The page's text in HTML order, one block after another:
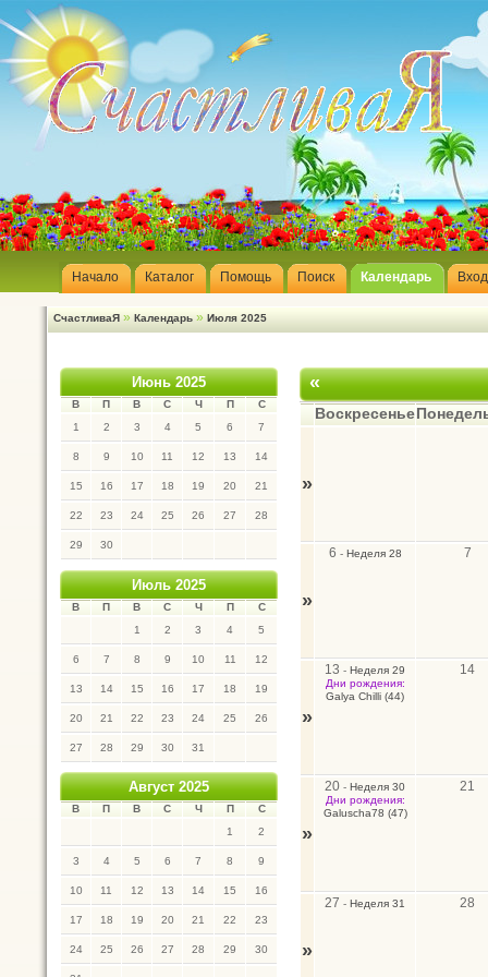
Начало Каталог Помощь Поиск Календарь Вход
СчастливаЯ » Календарь » Июля 2025
Июнь 2025
В П В С Ч П
С
1
2 3 4 5 6 7
8 9 10 11 12 13 14
15 16 17 18 19 20 21
22 23 24 25 26 27 28
29 30
Июль 2025
В П В С Ч П
С
1
2 3 4 5
6 7 8 9 10 11 12
13 14 15 16 17 18 19
20 21 22 23 24 25 26
27 28 29 30 31
Август 2025
В П В С Ч П
С
1
2
3 4 5 6 7 8 9
10 11 12 13 14 15 16
17 18 19 20 21 22 23
24 25 26 27 28 29 30
«
Воскресенье
»
»
6 - Неделя 28 7
»
13 - Неделя 29
Дни рождения:
Galya Chilli (44)
14
»
20 - Неделя 30
Дни рождения:
Galuscha78 (47)
21
»
27 - Неделя 31 28